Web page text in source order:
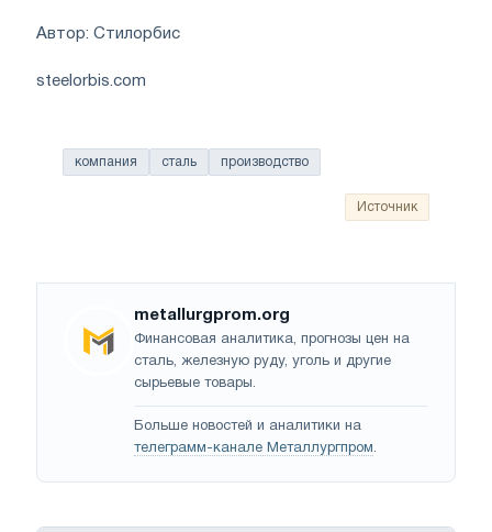
Автор: Стилорбис
steelorbis.com
компания сталь производство
Источник
metallurgprom.org
Финансовая аналитика, прогнозы цен на
сталь, железную руду, уголь и другие
сырьевые товары.
Больше новостей и аналитики на
телеграмм-канале Металлургпром.